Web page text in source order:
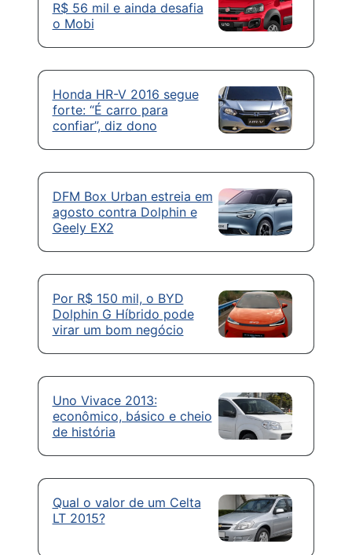
R$ 56 mil e ainda desafia
o Mobi
Honda HR-V 2016 segue
forte: “É carro para
confiar”, diz dono
DFM Box Urban estreia em
agosto contra Dolphin e
Geely EX2
Por R$ 150 mil, o BYD
Dolphin G Híbrido pode
virar um bom negócio
Uno Vivace 2013:
econômico, básico e cheio
de história
Qual o valor de um Celta
LT 2015?